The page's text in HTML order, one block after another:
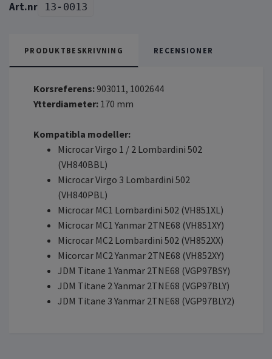
13-0013
PRODUKTBESKRIVNING RECENSIONER
Korsreferens:903011, 1002644
Ytterdiameter: 170 mm
Kompatibla modeller:
Microcar Virgo 1 / 2 Lombardini 502
(VH840BBL)
Microcar Virgo 3 Lombardini 502
(VH840PBL)
Microcar MC1 Lombardini 502 (VH851XL)
Microcar MC1 Yanmar 2TNE68 (VH851XY)
Microcar MC2 Lombardini 502 (VH852XX)
Micorcar MC2 Yanmar 2TNE68 (VH852XY)
JDM Titane 1 Yanmar 2TNE68 (VGP97BSY)
JDM Titane 2 Yanmar 2TNE68 (VGP97BLY)
JDM Titane 3 Yanmar 2TNE68 (VGP97BLY2)